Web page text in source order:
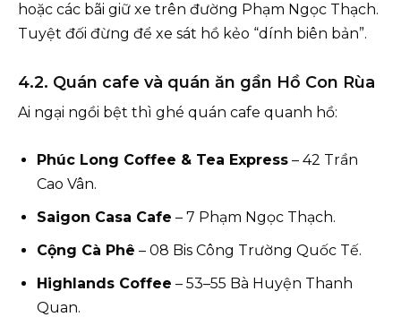
hoặc các bãi giữ xe trên đường Phạm Ngọc Thạch.
Tuyệt đối đừng để xe sát hồ kẻo “dính biên bản”.
4.2. Quán cafe và quán ăn gần Hồ Con Rùa
Ai ngại ngồi bệt thì ghé quán cafe quanh hồ:
Phúc Long Coffee & Tea Express – 42 Trần
Cao Vân.
Saigon Casa Cafe – 7 Phạm Ngọc Thạch.
Cộng Cà Phê – 08 Bis Công Trường Quốc Tế.
Highlands Coffee – 53–55 Bà Huyện Thanh
Quan.